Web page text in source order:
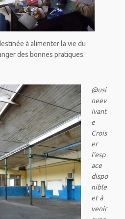
à alimenter la vie du
des bonnes pratiques.
@usi
neev
ivant
e
Crois
er
l’esp
ace
dispo
nible
et à
venir